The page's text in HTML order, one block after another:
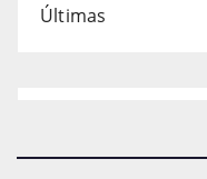
Últimas